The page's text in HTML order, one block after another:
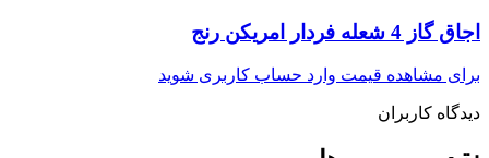
اجاق گاز 4 شعله فردار امریکن رنج
برای مشاهده قیمت وارد حساب کاربری شوید
دیدگاه کاربران